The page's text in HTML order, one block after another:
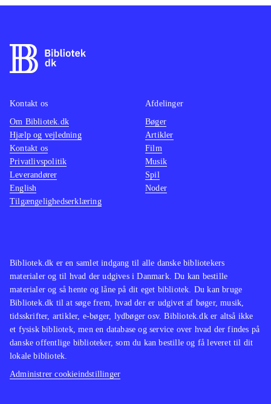
Bibliotek.dk er en samlet indgang til alle danske bibliotekers
materialer og til hvad der udgives i Danmark. Du kan bestille
materialer og så hente og låne på dit eget bibliotek. Du kan bruge
Bibliotek.dk til at søge frem, hvad der er udgivet af bøger, musik,
tidsskrifter, artikler, e-bøger, lydbøger osv. Bibliotek.dk er altså ikke
et fysisk bibliotek, men en database og service over hvad der findes på
danske offentlige biblioteker, som du kan bestille og få leveret til dit
lokale bibliotek.
Administrer cookieindstillinger
Kontakt os
Om Bibliotek.dk
Hjælp og vejledning
Kontakt os
Privatlivspolitik
Leverandører
English
Tilgængelighedserklæring
Afdelinger
Bøger
Artikler
Film
Musik
Spil
Noder